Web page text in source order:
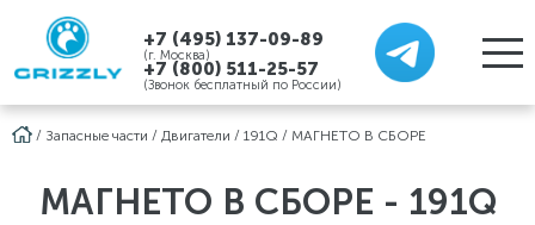
+7 (495) 137-09-89
(г. Москва)
+7 (800) 511-25-57
(Звонок бесплатный по России)
/ Запасные части / Двигатели / 191Q / МАГНЕТО В СБОРЕ
МАГНЕТО В СБОРЕ - 191Q